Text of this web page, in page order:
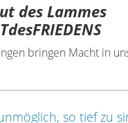
des Lammes
bringen Macht in